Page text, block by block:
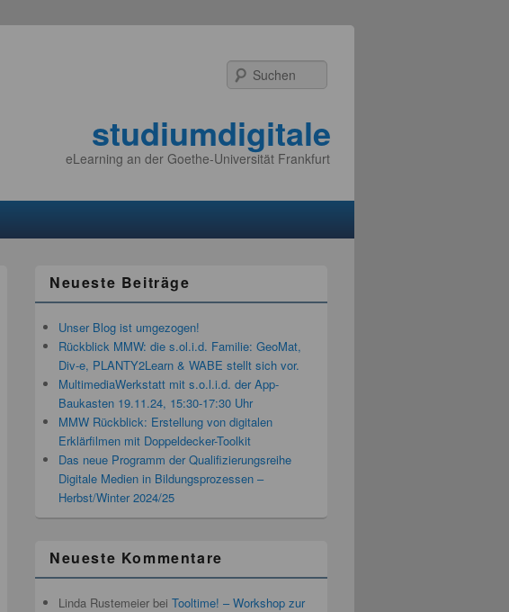
studiumdigitale
eLearning an der Goethe-Universität Frankfurt
Neueste Beiträge
Unser Blog ist umgezogen!
Rückblick MMW: die s.ol.i.d. Familie: GeoMat,
Div-e, PLANTY2Learn & WABE stellt sich vor.
MultimediaWerkstatt mit s.o.l.i.d. der App-
Baukasten 19.11.24, 15:30-17:30 Uhr
MMW Rückblick: Erstellung von digitalen
Erklärfilmen mit Doppeldecker-Toolkit
Das neue Programm der Qualifizierungsreihe
Digitale Medien in Bildungsprozessen –
Herbst/Winter 2024/25
Neueste Kommentare
Linda Rustemeier bei Tooltime! – Workshop zur